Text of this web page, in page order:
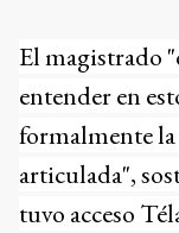
El magistrado
entender en
formalmente
articulada",
tuvo acceso